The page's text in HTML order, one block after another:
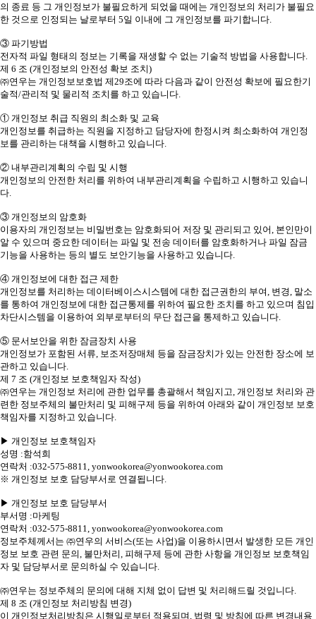
의 종료 등 그 개인정보가 불필요하게 되었을 때에는 개인정보의 처리가 불필요
한 것으로 인정되는 날로부터 5일 이내에 그 개인정보를 파기합니다.
③ 파기방법
전자적 파일 형태의 정보는 기록을 재생할 수 없는 기술적 방법을 사용합니다.
제 6 조 (개인정보의 안전성 확보 조치)
㈜연우는 개인정보보호법 제29조에 따라 다음과 같이 안전성 확보에 필요한기
술적/관리적 및 물리적 조치를 하고 있습니다.
① 개인정보 취급 직원의 최소화 및 교육
개인정보를 취급하는 직원을 지정하고 담당자에 한정시켜 최소화하여 개인정
보를 관리하는 대책을 시행하고 있습니다.
② 내부관리계획의 수립 및 시행
개인정보의 안전한 처리를 위하여 내부관리계획을 수립하고 시행하고 있습니
다.
③ 개인정보의 암호화
이용자의 개인정보는 비밀번호는 암호화되어 저장 및 관리되고 있어, 본인만이
알 수 있으며 중요한 데이터는 파일 및 전송 데이터를 암호화하거나 파일 잠금
기능을 사용하는 등의 별도 보안기능을 사용하고 있습니다.
④ 개인정보에 대한 접근 제한
개인정보를 처리하는 데이터베이스시스템에 대한 접근권한의 부여, 변경, 말소
를 통하여 개인정보에 대한 접근통제를 위하여 필요한 조치를 하고 있으며 침입
차단시스템을 이용하여 외부로부터의 무단 접근을 통제하고 있습니다.
⑤ 문서보안을 위한 잠금장치 사용
개인정보가 포함된 서류, 보조저장매체 등을 잠금장치가 있는 안전한 장소에 보
관하고 있습니다.
제 7 조 (개인정보 보호책임자 작성)
㈜연우는 개인정보 처리에 관한 업무를 총괄해서 책임지고, 개인정보 처리와 관
련한 정보주체의 불만처리 및 피해구제 등을 위하여 아래와 같이 개인정보 보호
책임자를 지정하고 있습니다.
▶ 개인정보 보호책임자
성명 :함석희
연락처 :032-575-8811, yonwookorea@yonwookorea.com
※ 개인정보 보호 담당부서로 연결됩니다.
▶ 개인정보 보호 담당부서
부서명 :마케팅
연락처 :032-575-8811, yonwookorea@yonwookorea.com
정보주체께서는 ㈜연우의 서비스(또는 사업)을 이용하시면서 발생한 모든 개인
정보 보호 관련 문의, 불만처리, 피해구제 등에 관한 사항을 개인정보 보호책임
자 및 담당부서로 문의하실 수 있습니다.
㈜연우는 정보주체의 문의에 대해 지체 없이 답변 및 처리해드릴 것입니다.
제 8 조 (개인정보 처리방침 변경)
이 개인정보처리방침은 시행일로부터 적용되며, 법령 및 방침에 따른 변경내용